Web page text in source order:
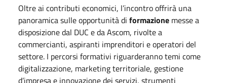
Oltre ai contributi economici, l’incontro offrirà una
panoramica sulle opportunità di formazione messe a
disposizione dal DUC e da Ascom, rivolte a
commercianti, aspiranti imprenditori e operatori del
settore. I percorsi formativi riguarderanno temi come
digitalizzazione, marketing territoriale, gestione
d’impresa e innovazione dei servizi, strumenti